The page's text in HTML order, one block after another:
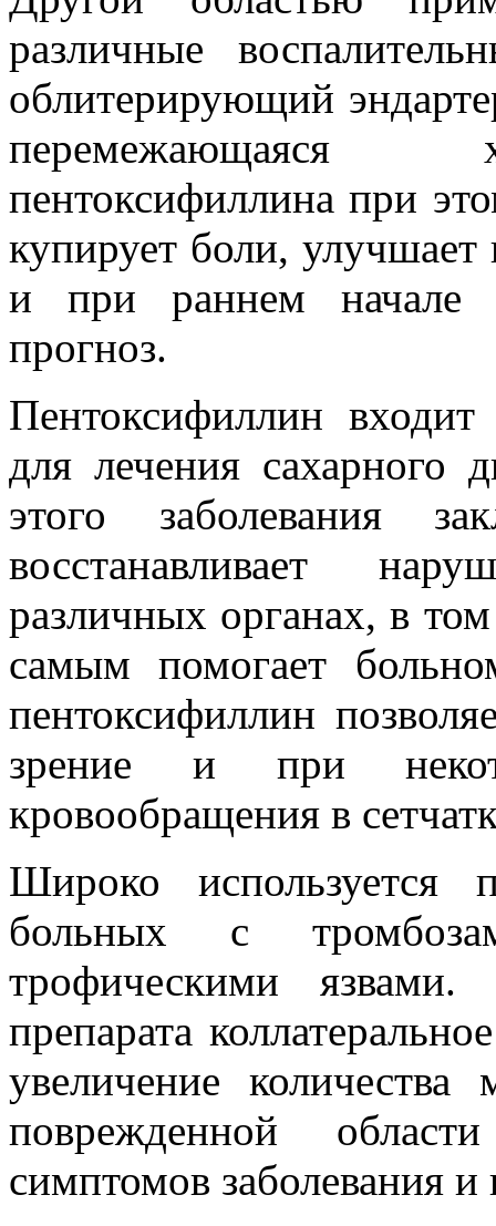
различные
облитерирующий
перемежающаяся
пентоксифиллина при
купирует боли,
и при раннем начале
прогноз.
Пентоксифиллин
для лечения сахарного
этого заболевания
восстанавливает
различных органах, в
самым помогает
пентоксифиллин
зрение и при
кровообращения в
Широко используется
больных с
трофическими
препарата
увеличение
поврежденной
симптомов заболевания